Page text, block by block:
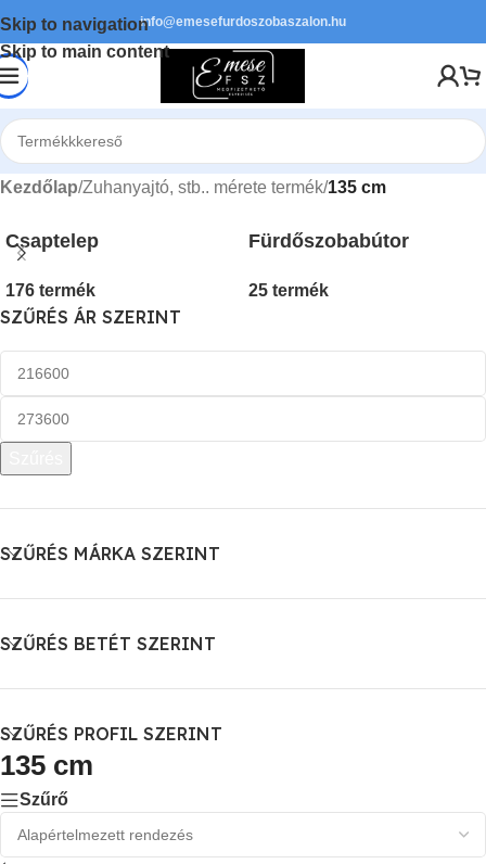
Skip to navigation
Skip to main content
info@emesefurdoszobaszalon.hu
Kezdőlap/Zuhanyajtó, stb.. mérete termék/135 cm
Csaptelep
176 termék
Fürdőszobabútor
25 termék
SZŰRÉS ÁR SZERINT
SZŰRÉS MÁRKA SZERINT
SZŰRÉS BETÉT SZERINT
SZŰRÉS PROFIL SZERINT
135 cm
Szűrő